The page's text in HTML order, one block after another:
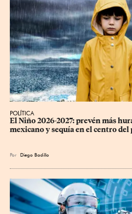
POLÍTICA
El Niño 2026-2027: prevén más
mexicano y sequía en el centro del
Por Diego Badillo